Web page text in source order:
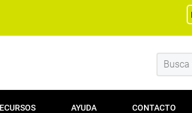
AYUDA CONTACTO